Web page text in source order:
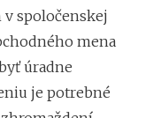
spoločenskej
mena
úradne
je potrebné